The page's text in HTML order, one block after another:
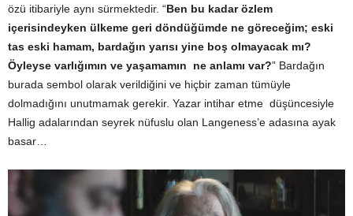
özü itibariyle aynı sürmektedir. “Ben bu kadar özlem
içerisindeyken ülkeme geri döndüğümde ne göreceğim; eski
tas eski hamam, bardağın yarısı yine boş olmayacak mı?
Öyleyse varlığımın ve yaşamamın ne anlamı var?” Bardağın
burada sembol olarak verildiğini ve hiçbir zaman tümüyle
dolmadığını unutmamak gerekir. Yazar intihar etme düşüncesiyle
Hallig adalarından seyrek nüfuslu olan Langeness’e adasına ayak
basar…